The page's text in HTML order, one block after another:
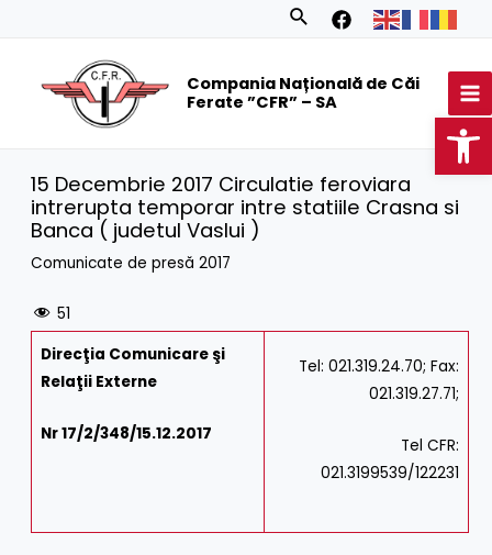
Search
Compania Națională de Căi
Ferate ”CFR” – SA
15 Decembrie 2017 Circulatie feroviara
intrerupta temporar intre statiile Crasna si
Banca ( judetul Vaslui )
Comunicate de presă 2017
51
Direcţia Comunicare şi
Relaţii Externe
Nr 17/2/348/15.12.2017
Tel: 021.319.24.70; Fax:
021.319.27.71;
Tel CFR:
021.3199539/122231